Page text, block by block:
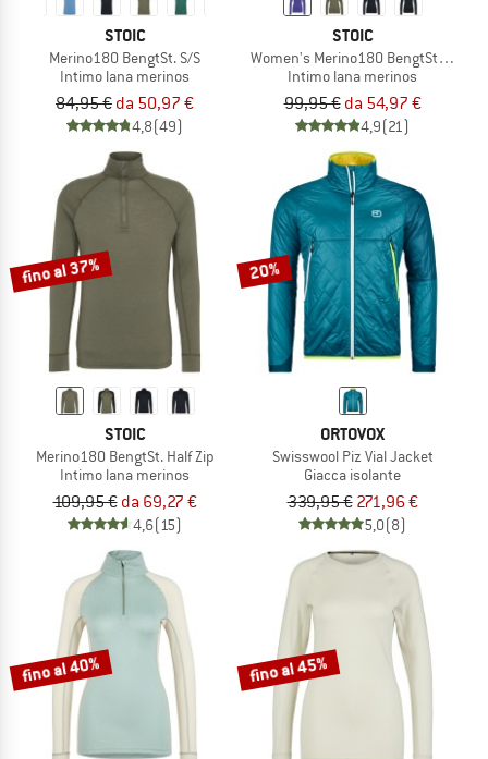
STOIC
Merino180 BengtSt. S/S
Intimo lana merinos
84,95 € da 50,97 €
4,8(49)
STOIC
Women's Merino180 BengtSt. Turtle
Intimo lana merinos
99,95 € da 54,97 €
4,9(21)
fino al 37%
STOIC
Merino180 BengtSt. Half Zip
Intimo lana merinos
109,95 € da 69,27 €
4,6(15)
20%
ORTOVOX
Swisswool Piz Vial Jacket
Giacca isolante
339,95 € 271,96 €
5,0(8)
fino al 40% fino al 45%